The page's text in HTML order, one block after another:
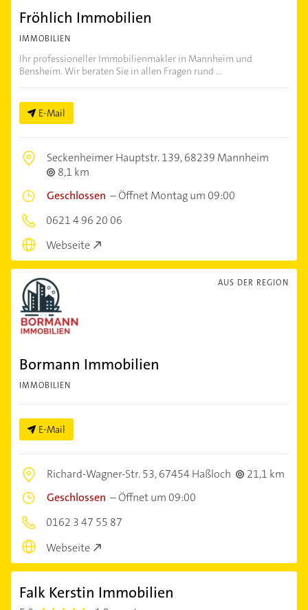
Fröhlich Immobilien
IMMOBILIEN
Ihr professioneller Immobilienmakler in Mannheim und
Bensheim. Wir beraten Sie in allen Fragen rund ...
E-Mail
Seckenheimer Hauptstr. 139,68239 Mannheim
8,1 km
Geschlossen –Öffnet Montag um 09:00
0621 4 96 20 06
Webseite
AUS DER REGION
Bormann Immobilien
IMMOBILIEN
E-Mail
Richard-Wagner-Str. 53,67454 Haßloch
21,1 km
Geschlossen –Öffnet um 09:00
0162 3 47 55 87
Webseite
Falk Kerstin Immobilien